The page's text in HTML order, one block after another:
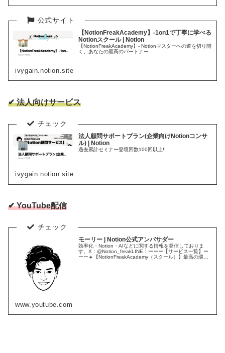
【NotionFreakAcademy】-1on1で丁寧に学べる
Notionスクール | Notion
【NotionFreakAcademy】- Notionマスターへの道を切り開
く、あなたの最高のパートナー
ivygain.notion.site
✔ 法人向けサービス
法人顧問サポートプラン(企業向けNotionコンサ
ル) | Notion
過去累計セミナー登壇回数100回以上!!
ivygain.notion.site
✔ YouTube配信
モーリー | Notion公式アンバサダー
効率化・Notion・AIなどに関する情報を発信しておりま
す。X：@Notion_freakLINE：ーーー【サービス一覧】ー
ーー🔸【NotionFreakAcademy（スクール）】最高の環境
www.youtube.com